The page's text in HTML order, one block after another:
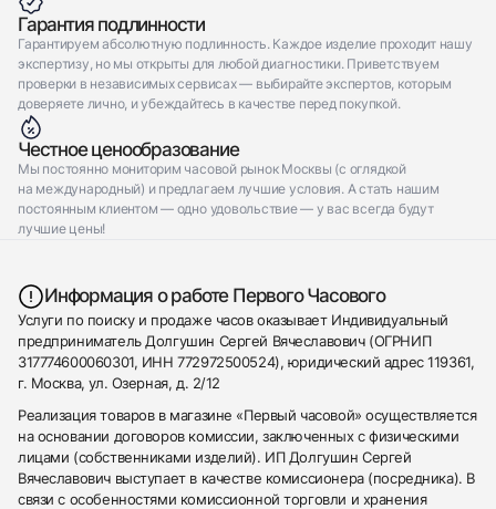
Гарантия подлинности
Гарантируем абсолютную подлинность. Каждое изделие проходит нашу
экспертизу, но мы открыты для любой диагностики. Приветствуем
проверки в независимых сервисах — выбирайте экспертов, которым
доверяете лично, и убеждайтесь в качестве перед покупкой.
Честное ценообразование
Мы постоянно мониторим часовой рынок Москвы (с оглядкой
на международный) и предлагаем лучшие условия. А стать нашим
постоянным клиентом — одно удовольствие — у вас всегда будут
лучшие цены!
Информация о работе Первого Часового
Услуги по поиску и продаже часов оказывает Индивидуальный
предприниматель Долгушин Сергей Вячеславович (ОГРНИП
317774600060301, ИНН 772972500524), юридический адрес 119361,
г. Москва, ул. Озерная, д. 2/12
Реализация товаров в магазине «Первый часовой» осуществляется
на основании договоров комиссии, заключенных с физическими
лицами (собственниками изделий). ИП Долгушин Сергей
Вячеславович выступает в качестве комиссионера (посредника). В
связи с особенностями комиссионной торговли и хранения